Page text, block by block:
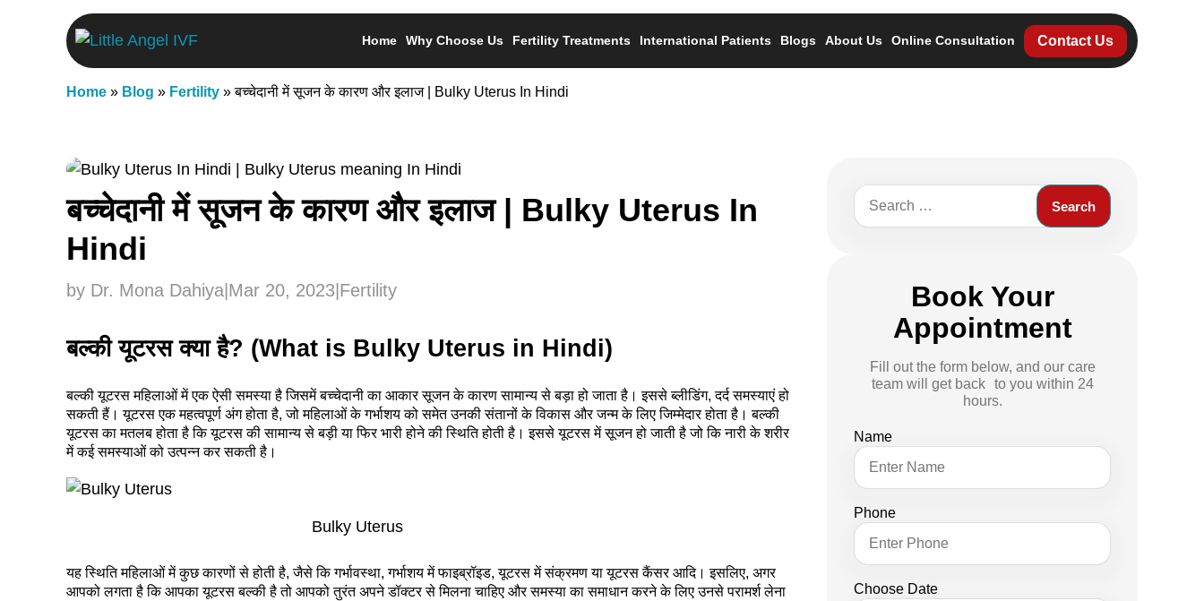
Home Why Choose Us Fertility Treatments International Patients Blogs About Us Online Consultation Contact Us
Home » Blog » Fertility »बच्चेदानी में सूजन के कारण और इलाज | Bulky Uterus In Hindi
बच्चेदानी में सूजन के कारण और इलाज | Bulky Uterus In
Hindi
by Dr. Mona Dahiya Mar 20, 2023 Fertility
बल्की यूटरस क्या है? (What is Bulky Uterus in Hindi)
बल्की यूटरस महिलाओं में एक ऐसी समस्या है जिसमें बच्चेदानी का आकार सूजन के कारण सामान्य से बड़ा हो जाता है। इससे ब्लीडिंग, दर्द समस्याएं हो
सकती हैं। यूटरस एक महत्वपूर्ण अंग होता है, जो महिलाओं के गर्भाशय को समेत उनकी संतानों के विकास और जन्म के लिए जिम्मेदार होता है। बल्की
यूटरस का मतलब होता है कि यूटरस की सामान्य से बड़ी या फिर भारी होने की स्थिति होती है। इससे यूटरस में सूजन हो जाती है जो कि नारी के शरीर
में कई समस्याओं को उत्पन्न कर सकती है।
Bulky Uterus
यह स्थिति महिलाओं में कुछ कारणों से होती है, जैसे कि गर्भावस्था, गर्भाशय में फाइब्रॉइड, यूटरस में संक्रमण या यूटरस कैंसर आदि। इसलिए, अगर
आपको लगता है कि आपका यूटरस बल्की है तो आपको तुरंत अपने डॉक्टर से मिलना चाहिए और समस्या का समाधान करने के लिए उनसे परामर्श लेना
Search
for:
Book Your
Appointment
Fill out the form below, and our care
team will get back to you within 24
hours.
Name
Phone
Choose Date